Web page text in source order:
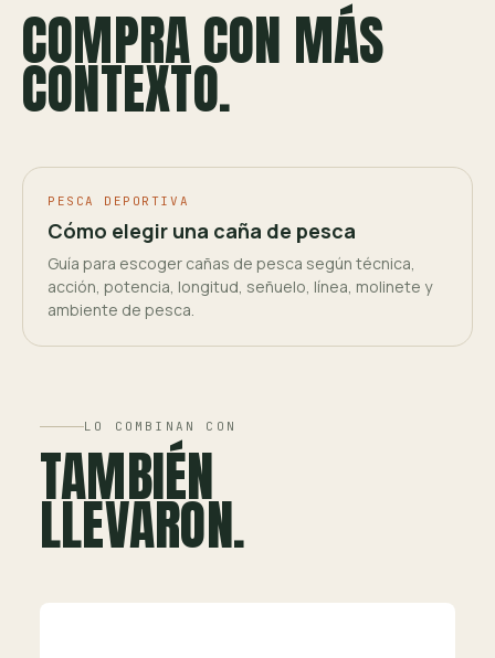
COMPRA CON MÁS
CONTEXTO.
PESCA DEPORTIVA
Cómo elegir una caña de pesca
Guía para escoger cañas de pesca según técnica,
acción, potencia, longitud, señuelo, línea, molinete y
ambiente de pesca.
LO COMBINAN CON
TAMBIÉN
LLEVARON.